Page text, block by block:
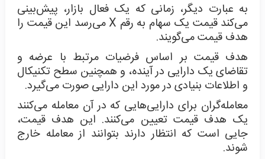
به عبارت دیگر، زمانی که یک فعال بازار، پیش‌بینی
می‌کند قیمت یک سهام به رقم X می‌رسد این قیمت را
هدف قیمت می‌گویند.
هدف قیمت بر اساس فرضیات مرتبط با عرضه و
تقاضای یک دارایی در آینده، و همچنین سطح تکنیکال
و اطلاعات بنیادی در مورد این دارایی صورت می‌گیرد.
معامله‌گران برای دارایی‌هایی که در آن معامله می‌کنند
یک هدف قیمت تعیین می‌کنند. این هدف قیمت،
جایی است که انتظار دارند بتوانند از معامله خارج
شوند.